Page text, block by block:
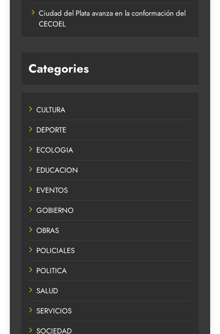
Ciudad del Plata avanza en la conformación del
CECOEL
Categories
CULTURA
DEPORTE
ECOLOGIA
EDUCACION
EVENTOS
GOBIERNO
OBRAS
POLICIALES
POLITICA
SALUD
SERVICIOS
SOCIEDAD